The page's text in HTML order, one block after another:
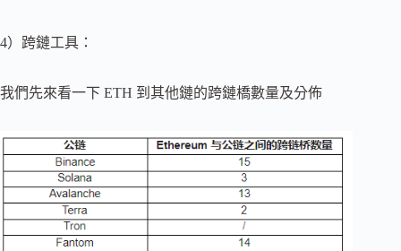
4）跨鏈工具：
我們先來看一下 ETH 到其他鏈的跨鏈橋數量及分佈